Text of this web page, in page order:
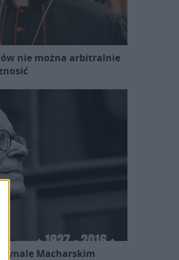
nie można arbitralnie
Macharskim